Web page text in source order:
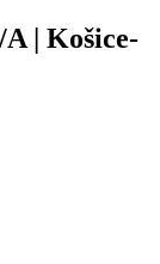
| Košice-